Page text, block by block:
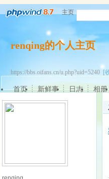
主页
renqing的个人主页
https://bbs.oifans.cn/u.php?uid=5240 [
首页 新鲜事 日志 相册